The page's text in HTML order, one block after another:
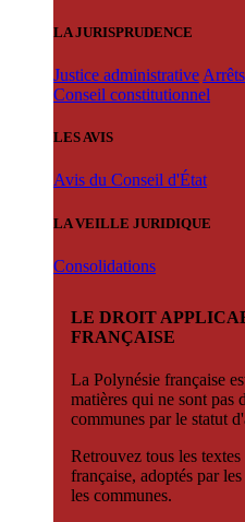
LA JURISPRUDENCE
Justice administrative
Conseil constitutionnel
LES AVIS
Avis du Conseil d'État
LA VEILLE JURIDIQUE
Consolidations
LE DROIT
FRANÇAISE
La Polynésie française
matières qui ne sont pas
communes par le statut
Retrouvez tous les
française, adoptés par
les communes.